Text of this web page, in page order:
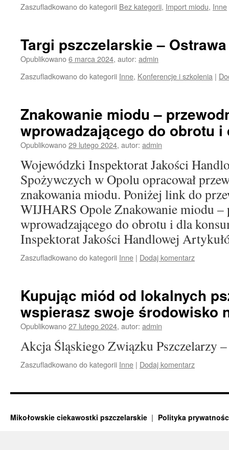
Zaszufladkowano do kategorii Bez kategorii, Import miodu, Inne
Targi pszczelarskie –
Opublikowano6 marca 2024, autor: admin
Zaszufladkowano do kategorii Inne, Konferencje i szkolenia |
Znakowanie miodu –
wprowadzającego do obrotu i
Opublikowano29 lutego 2024, autor: admin
Wojewódzki Inspektorat Jakości
Spożywczych w Opolu opracował
znakowania miodu. Poniżej link do
WIJHARS Opole Znakowanie miodu –
wprowadzającego do obrotu i dla
Inspektorat Jakości Handlowej
Zaszufladkowano do kategorii Inne | Dodaj komentarz
Kupując miód od lokalnych
wspierasz swoje środowisko
Opublikowano27 lutego 2024, autor: admin
Akcja Śląskiego Związku Pszczelarzy
Zaszufladkowano do kategorii Inne | Dodaj komentarz
Mikołowskie ciekawostki pszczelarskie Polityka